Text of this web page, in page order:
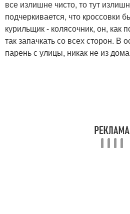
все излишне чисто, то тут
подчеркивается, что кроссовки
курильщик - колясочник, он, как
так запачкать со всех сторон. В
парень с улицы, никак не из